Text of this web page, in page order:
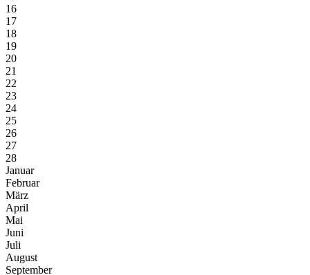
16
17
18
19
20
21
22
23
24
25
26
27
28
Januar
Februar
März
April
Mai
Juni
Juli
August
September